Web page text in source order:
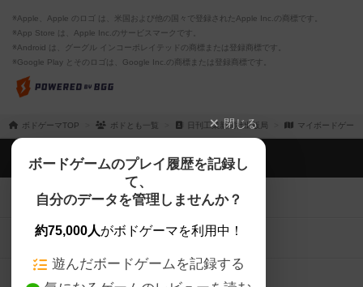
※Apple、Apple のロゴ は、米国および他の国々で登録されたApple Inc.の商標です。
※App Store は、Apple Inc.のサービスマークです。
※Android は、グーグル インコーポレイテッドの商標または登録商標です。
※Google Play とそのロゴは、Google Inc.の商標または登録商標です。
ボドゲーマTOP ボドとも一覧 日刊工業新聞社出版局 マイボードゲーム
閉じる
ボードゲームのプレイ履歴を記録し
て、
自分のデータを管理しませんか？
約75,000人がボドゲーマを利用中！
遊んだボードゲームを記録する
ボドゲーマTOP
ボードゲームを検索する
ボードゲームの新着レビュー
ボードゲーム会情報